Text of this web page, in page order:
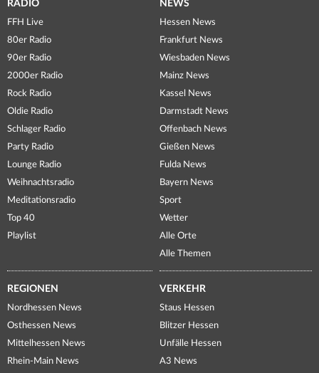
RADIO
FFH Live
80er Radio
90er Radio
2000er Radio
Rock Radio
Oldie Radio
Schlager Radio
Party Radio
Lounge Radio
Weihnachtsradio
Meditationsradio
Top 40
Playlist
NEWS
Hessen News
Frankfurt News
Wiesbaden News
Mainz News
Kassel News
Darmstadt News
Offenbach News
Gießen News
Fulda News
Bayern News
Sport
Wetter
Alle Orte
Alle Themen
REGIONEN
Nordhessen News
Osthessen News
Mittelhessen News
Rhein-Main News
VERKEHR
Staus Hessen
Blitzer Hessen
Unfälle Hessen
A3 News